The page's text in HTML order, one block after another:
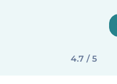
4.7 / 5